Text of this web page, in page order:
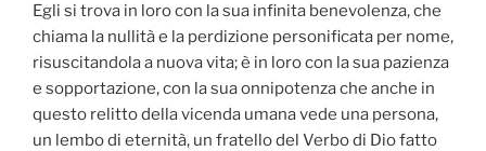
Egli si trova in loro con la sua infinita benevolenza, che
chiama la nullità e la perdizione personificata per nome,
risuscitandola a nuova vita; è in loro con la sua pazienza
e sopportazione, con la sua onnipotenza che anche in
questo relitto della vicenda umana vede una persona,
un lembo di eternità, un fratello del Verbo di Dio fatto